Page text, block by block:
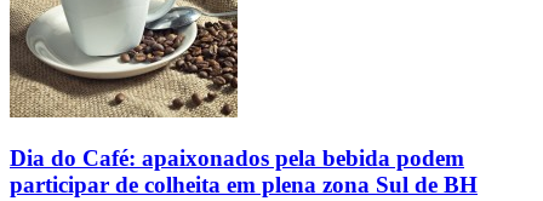
Dia do Café: apaixonados pela bebida podem
participar de colheita em plena zona Sul de BH